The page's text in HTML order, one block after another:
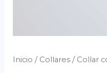
Inicio / Collares/ Collar